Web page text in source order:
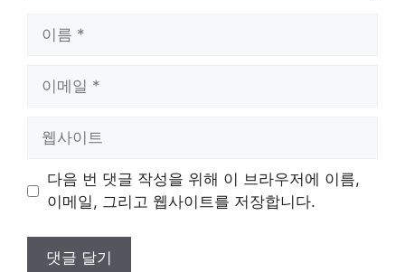
트
다음 번 댓글 작성을 위해 이 브라우저에 이름,
이메일, 그리고 웹사이트를 저장합니다.